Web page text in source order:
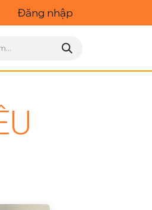
Đăng nhập